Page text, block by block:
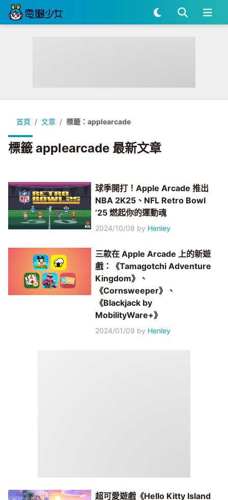
首頁 文章 標籤：applearcade
標籤 applearcade 最新文章
球季開打！Apple Arcade 推出
NBA 2K25、NFL Retro Bowl
’25 燃起你的運動魂
2024/10/08 by Henley
三款在 Apple Arcade 上的新遊
戲：《Tamagotchi Adventure
Kingdom》、
《Cornsweeper》、
《Blackjack by
MobilityWare+》
2024/01/09 by Henley
超可愛遊戲《Hello Kitty Island